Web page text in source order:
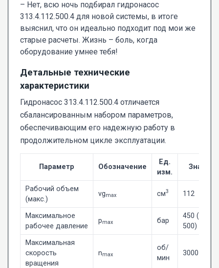
– Нет, всю ночь подбирал гидронасос
313.4.112.500.4 для новой системы, в итоге
выяснил, что он идеально подходит под мои же
старые расчеты. Жизнь – боль, когда
оборудование умнее тебя!
Детальные технические
характеристики
Гидронасос 313.4.112.500.4 отличается
сбалансированным набором параметров,
обеспечивающим его надежную работу в
продолжительном цикле эксплуатации.
Параметр Обозначение
Ед.
изм.
Рабочий объем
(макс.)
vgmax см3 112
Максимальное
рабочее давление
pmax бар
450
500)
Максимальная
скорость
вращения
nmax
об/
мин
3000